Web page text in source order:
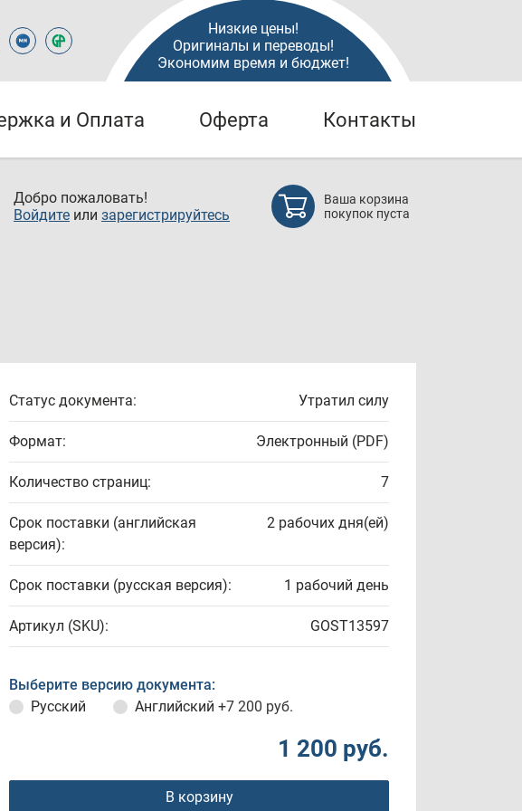
Низкие цены!
Оригиналы и переводы!
Экономим время и бюджет!
и Оплата Оферта Контакты
Добро пожаловать!
Войдите или зарегистрируйтесь
Ваша корзина
покупок пуста
Статус документа: Утратил силу
Формат: Электронный (PDF)
Количество страниц: 7
Срок поставки (английская
версия):
2 рабочих дня(ей)
Срок поставки (русская версия): 1 рабочий день
Артикул (SKU): GOST13597
Выберите версию документа:
Русский
Английский +7 200 руб.
1 200 руб.
В корзину